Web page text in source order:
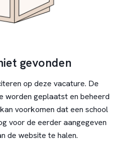
gevonden
op deze vacature. De
worden geplaatst en beheerd
voorkomen dat een school
voor de eerder aangegeven
de website te halen.